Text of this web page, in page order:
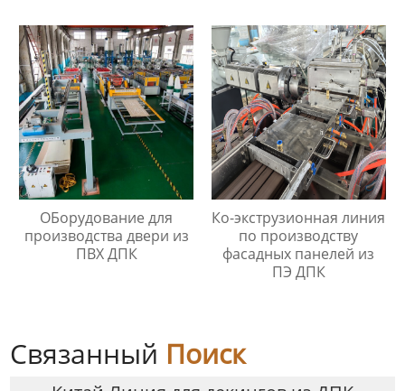
ОБорудование для
производства двери из
ПВХ ДПК
Ко-экструзионная линия
по производству
фасадных панелей из
ПЭ ДПК
Связанный Поиск